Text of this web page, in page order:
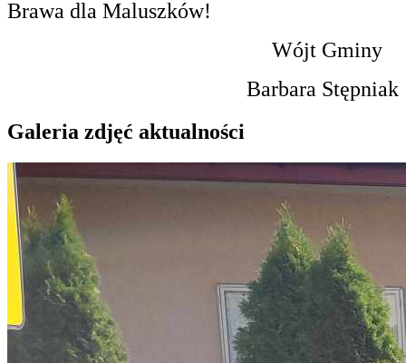
Brawa dla Maluszków!
Wójt Gminy
Barbara Stępniak
Galeria zdjęć aktualności